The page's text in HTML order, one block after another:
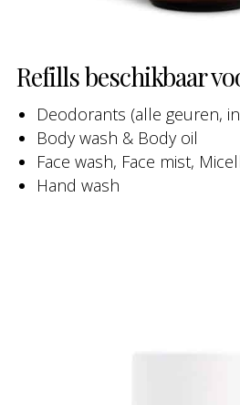
Refills beschikbaar
Deodorants (alle geuren,
Body wash & Body oil
Face wash, Face mist,
Hand wash